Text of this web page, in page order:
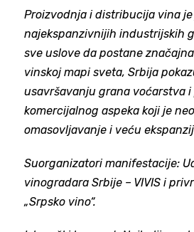
Proizvodnja i distribucija vina
najekspanzivnijih industrijskih
sve uslove da postane
vinskoj mapi sveta, Srbija
usavršavanju grana voćarstva
komercijalnog aspeka koji je
omasovljavanje i veću
Suorganizatori manifestacije:
vinogradara Srbije – VIVIS i
„Srpsko vino“.